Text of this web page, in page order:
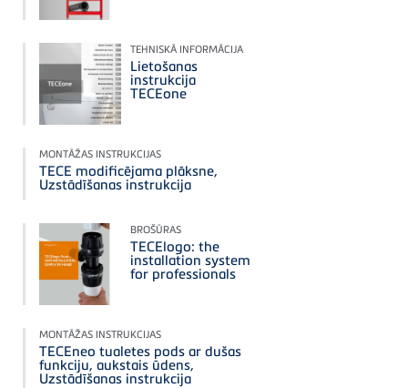
TEHNISKĀ INFORMĀCIJA
Lietošanas
instrukcija
TECEone
MONTĀŽAS INSTRUKCIJAS
TECE modificējama plāksne,
Uzstādīšanas instrukcija
BROŠŪRAS
TECElogo: the
installation system
for professionals
MONTĀŽAS INSTRUKCIJAS
TECEneo tualetes pods ar dušas
funkciju, aukstais ūdens,
Uzstādīšanas instrukcija